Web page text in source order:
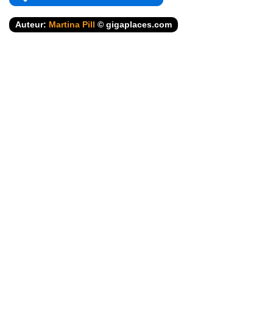
Auteur: Martina Pill © gigaplaces.com